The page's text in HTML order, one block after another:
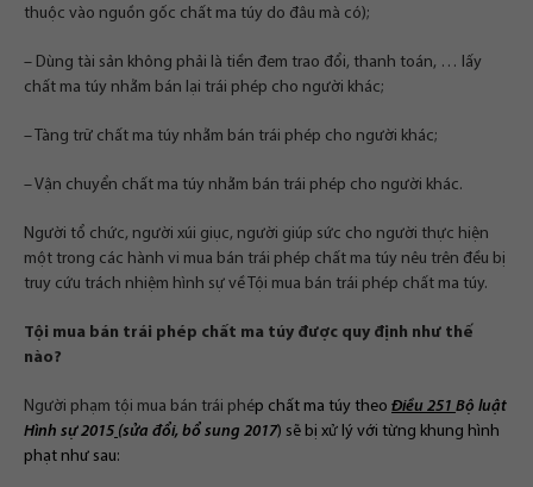
thuộc vào nguồn gốc chất ma túy do đâu mà có);
– Dùng tài sản không phải là tiền đem trao đổi, thanh toán, … lấy
chất ma túy nhằm bán lại trái phép cho người khác;
– Tàng trữ chất ma túy nhằm bán trái phép cho người khác;
– Vận chuyển chất ma túy nhằm bán trái phép cho người khác.
Người tổ chức, người xúi giục, người giúp sức cho người thực hiện
một trong các hành vi mua bán trái phép chất ma túy nêu trên đều bị
truy cứu trách nhiệm hình sự về Tội mua bán trái phép chất ma túy.
Tội mua bán trái phép chất ma túy được quy định như thế
nào?
Người phạm tội mua bán trái phép chất ma túy theo Điều 251 Bộ luật
Hình sự 2015 (sửa đổi, bổ sung 2017) sẽ bị xử lý với từng khung hình
phạt như sau: